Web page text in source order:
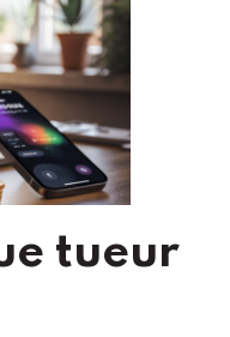
tueur